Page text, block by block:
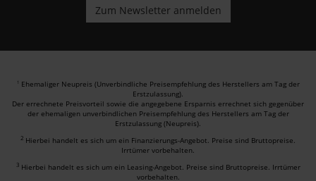
1 Ehemaliger Neupreis (Unverbindliche Preisempfehlung des Herstellers am Tag der
Erstzulassung).
Der errechnete Preisvorteil sowie die angegebene Ersparnis errechnet sich gegenüber
der ehemaligen unverbindlichen Preisempfehlung des Herstellers am Tag der
Erstzulassung (Neupreis).
2 Hierbei handelt es sich um ein Finanzierungs-Angebot. Preise sind Bruttopreise.
Irrtümer vorbehalten.
3 Hierbei handelt es sich um ein Leasing-Angebot. Preise sind Bruttopreise. Irrtümer
vorbehalten.